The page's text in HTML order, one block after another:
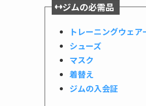
ジムの必需品
トレーニングウェア
シューズ
マスク
着替え
ジムの入会証